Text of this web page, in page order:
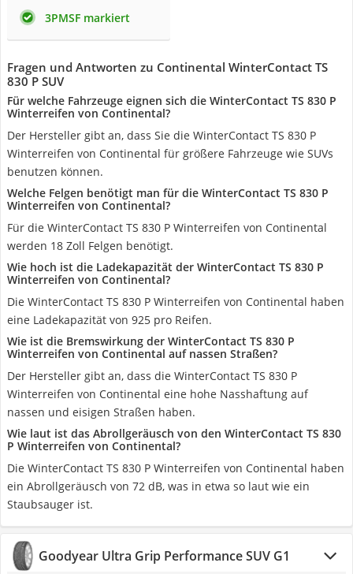
3PMSF markiert
Fragen und Antworten zu Continental WinterContact TS
830 P SUV
Für welche Fahrzeuge eignen sich die WinterContact TS 830 P
Winterreifen von Continental?
Der Hersteller gibt an, dass Sie die WinterContact TS 830 P
Winterreifen von Continental für größere Fahrzeuge wie SUVs
benutzen können.
Welche Felgen benötigt man für die WinterContact TS 830 P
Winterreifen von Continental?
Für die WinterContact TS 830 P Winterreifen von Continental
werden 18 Zoll Felgen benötigt.
Wie hoch ist die Ladekapazität der WinterContact TS 830 P
Winterreifen von Continental?
Die WinterContact TS 830 P Winterreifen von Continental haben
eine Ladekapazität von 925 pro Reifen.
Wie ist die Bremswirkung der WinterContact TS 830 P
Winterreifen von Continental auf nassen Straßen?
Der Hersteller gibt an, dass die WinterContact TS 830 P
Winterreifen von Continental eine hohe Nasshaftung auf
nassen und eisigen Straßen haben.
Wie laut ist das Abrollgeräusch von den WinterContact TS 830
P Winterreifen von Continental?
Die WinterContact TS 830 P Winterreifen von Continental haben
ein Abrollgeräusch von 72 dB, was in etwa so laut wie ein
Staubsauger ist.
Goodyear Ultra Grip Performance SUV G1